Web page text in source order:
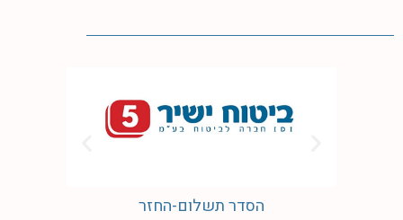
הסדר תשלום-החזר